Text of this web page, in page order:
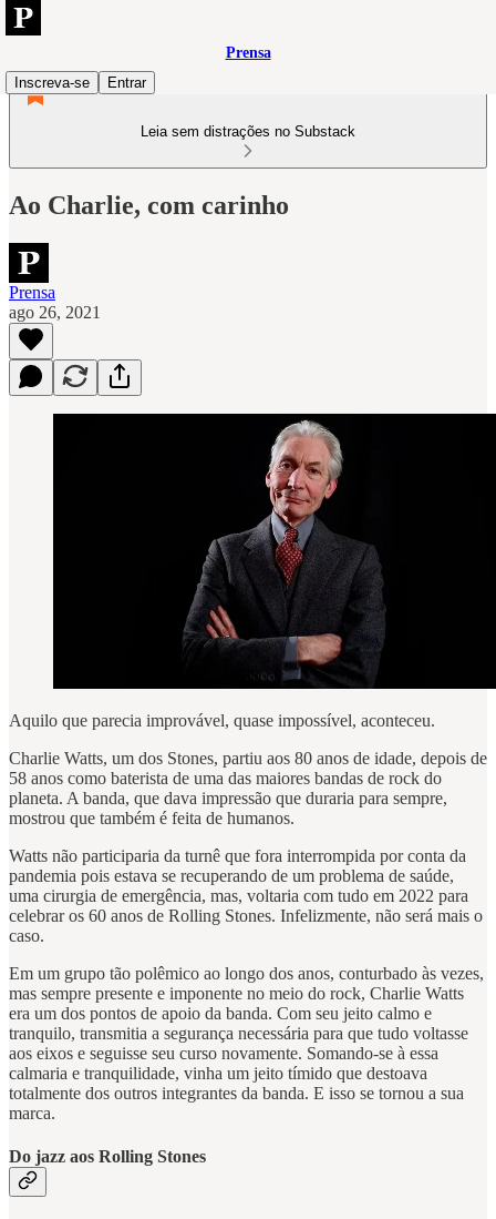
Prensa
Inscreva-se
Entrar
Leia sem distrações no Substack
Ao Charlie, com carinho
Prensa
ago 26, 2021
Aquilo que parecia improvável, quase impossível, aconteceu.
Charlie Watts, um dos Stones, partiu aos 80 anos de idade, depois de
58 anos como baterista de uma das maiores bandas de rock do
planeta. A banda, que dava impressão que duraria para sempre,
mostrou que também é feita de humanos.
Watts não participaria da turnê que fora interrompida por conta da
pandemia pois estava se recuperando de um problema de saúde,
uma cirurgia de emergência, mas, voltaria com tudo em 2022 para
celebrar os 60 anos de Rolling Stones. Infelizmente, não será mais o
caso.
Em um grupo tão polêmico ao longo dos anos, conturbado às vezes,
mas sempre presente e imponente no meio do rock, Charlie Watts
era um dos pontos de apoio da banda. Com seu jeito calmo e
tranquilo, transmitia a segurança necessária para que tudo voltasse
aos eixos e seguisse seu curso novamente. Somando-se à essa
calmaria e tranquilidade, vinha um jeito tímido que destoava
totalmente dos outros integrantes da banda. E isso se tornou a sua
marca.
Do jazz aos Rolling Stones